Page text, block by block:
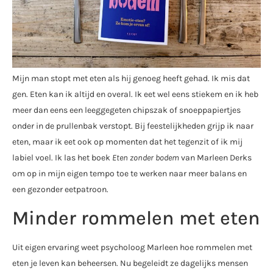
Mijn man stopt met eten als hij genoeg heeft gehad. Ik mis dat
gen. Eten kan ik altijd en overal. Ik eet wel eens stiekem en ik heb
meer dan eens een leeggegeten chipszak of snoeppapiertjes
onder in de prullenbak verstopt. Bij feestelijkheden grijp ik naar
eten, maar ik eet ook op momenten dat het tegenzit of ik mij
labiel voel. Ik las het boek Eten zonder bodem van Marleen Derks
om op in mijn eigen tempo toe te werken naar meer balans en
een gezonder eetpatroon.
Minder rommelen met eten
Uit eigen ervaring weet psycholoog Marleen hoe rommelen met
eten je leven kan beheersen. Nu begeleidt ze dagelijks mensen